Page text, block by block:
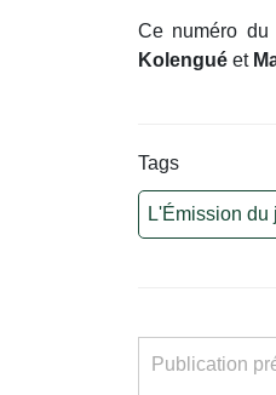
Ce numéro du
Kolengué et
Tags
L'Émission du
Publication